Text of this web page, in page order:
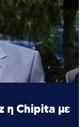
η Chipita με